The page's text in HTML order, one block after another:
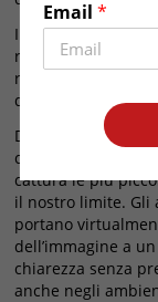
Il nuovo metodo
rende il sensore
ricezione della
d’onda compresa
Dotato di un
consente il 20%
cattura le più
il nostro limite. Gli
portano
dell’immagine a
chiarezza senza
anche negli
Email *